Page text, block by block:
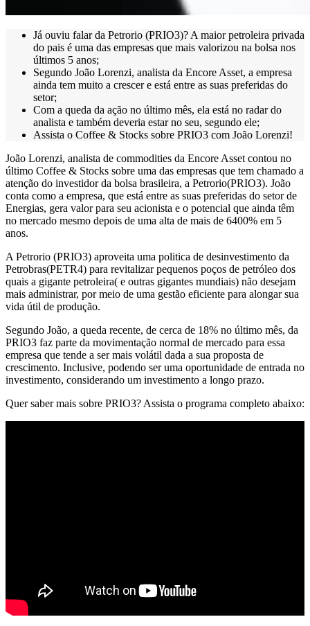
Já ouviu falar da Petrorio (PRIO3)? A maior petroleira privada
do pais é uma das empresas que mais valorizou na bolsa nos
últimos 5 anos;
Segundo João Lorenzi, analista da Encore Asset, a empresa
ainda tem muito a crescer e está entre as suas preferidas do
setor;
Com a queda da ação no último mês, ela está no radar do
analista e também deveria estar no seu, segundo ele;
Assista o Coffee & Stocks sobre PRIO3 com João Lorenzi!
João Lorenzi, analista de commodities da Encore Asset contou no
último Coffee & Stocks sobre uma das empresas que tem chamado a
atenção do investidor da bolsa brasileira, a Petrorio(PRIO3). João
conta como a empresa, que está entre as suas preferidas do setor de
Energias, gera valor para seu acionista e o potencial que ainda têm
no mercado mesmo depois de uma alta de mais de 6400% em 5
anos.
A Petrorio (PRIO3) aproveita uma politica de desinvestimento da
Petrobras(PETR4) para revitalizar pequenos poços de petróleo dos
quais a gigante petroleira( e outras gigantes mundiais) não desejam
mais administrar, por meio de uma gestão eficiente para alongar sua
vida útil de produção.
Segundo João, a queda recente, de cerca de 18% no último mês, da
PRIO3 faz parte da movimentação normal de mercado para essa
empresa que tende a ser mais volátil dada a sua proposta de
crescimento. Inclusive, podendo ser uma oportunidade de entrada no
investimento, considerando um investimento a longo prazo.
Quer saber mais sobre PRIO3? Assista o programa completo abaixo: